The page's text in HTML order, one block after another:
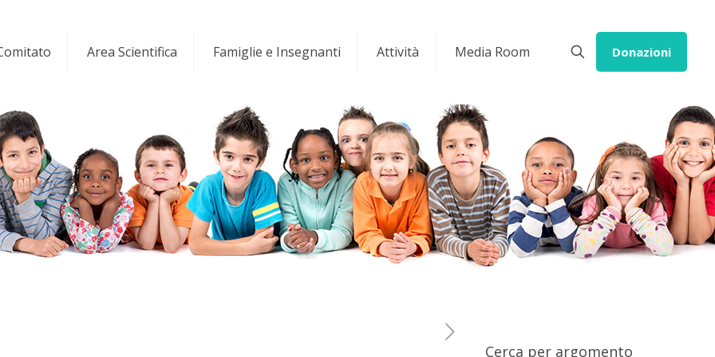
Area Scientifica Famiglie e Insegnanti Attività Media Room Donazioni
Cerca per argomento